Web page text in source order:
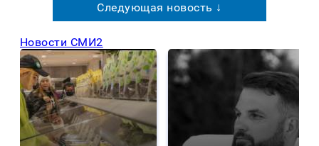
Следующая новость ↓
Новости СМИ2